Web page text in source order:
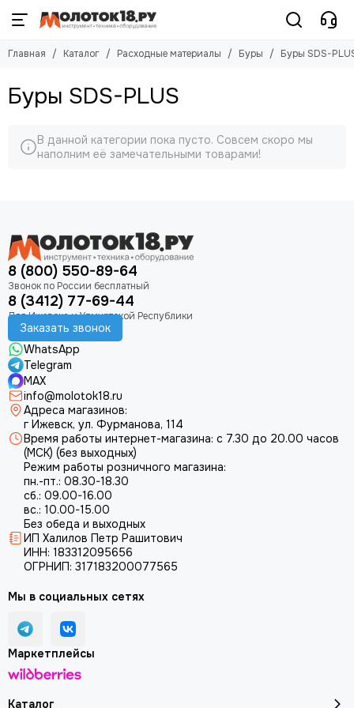
Расходные материалы
Круги, диски
Триммерные головки
Масла и смазки
Ремни
Диски для триммера
Шины для бензопил
Зарядные устроийства
Индивидуальная защита
Лента шлифовальная
Буры
Буры
Буры SDS-PLUS
Колеса для тачки
Канистры для ГСМ
Ремни для триммеров
Перчатки
Пылесборники
Биты и наборы
Пилки для лобзика
Долота
Сверла
Стойки для дрели
Главная Каталог Расходные материалы Буры Буры SDS-
Буры SDS-PLUS
В данной категории пока пусто. Совсем скоро мы
наполним её замечательными товарами!
8 (800) 550-89-64
8 (3412) 77-69-44
Заказать звонок
WhatsApp
Telegram
MAX
info@molotok18.ru
Адреса магазинов:
г Ижевск, ул. Фурманова, 114
Время работы интернет-магазина: с 7.30 до 20.00 часов
(МСК) (без выходных)
Режим работы розничного магазина:
пн.-пт.: 08.30-18.30
сб.: 09.00-16.00
вс.: 10.00-15.00
Без обеда и выходных
ИП Халилов Петр Рашитович
ИНН: 183312095656
ОГРНИП: 317183200077565
Каталог
Мы в социальных сетях
Маркетплейсы